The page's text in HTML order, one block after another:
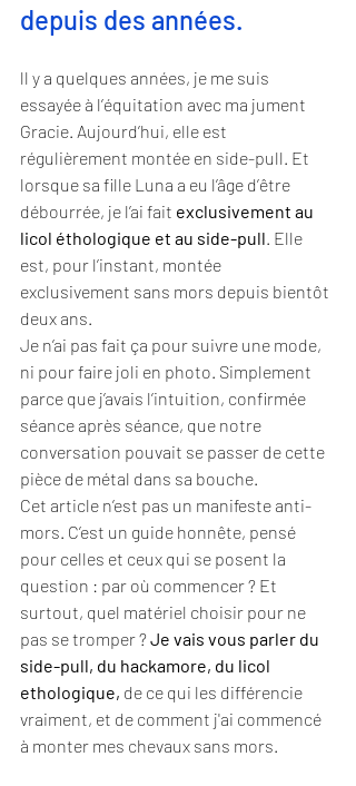
depuis des années.
ll y a quelques années, je me suis
essayée à l’équitation avec ma jument
Gracie. Aujourd’hui, elle est
régulièrement montée en side-pull. Et
lorsque sa fille Luna a eu l’âge d’être
débourrée, je l’ai fait exclusivement au
licol éthologique et au side-pull . Elle
est, pour l’instant, montée
exclusivement sans mors depuis bientôt
deux ans.
Je n’ai pas fait ça pour suivre une mode,
ni pour faire joli en photo. Simplement
parce que j’avais l’intuition, confirmée
séance après séance, que notre
conversation pouvait se passer de cette
pièce de métal dans sa bouche.
Cet article n’est pas un manifeste anti-
mors. C’est un guide honnête, pensé
pour celles et ceux qui se posent la
question : par où commencer ? Et
surtout, quel matériel choisir pour ne
pas se tromper ? Je vais vous parler du
side-pull, du hackamore, du licol
ethologique, de ce qui les différencie
vraiment, et de comment j'ai commencé
à monter mes chevaux sans mors.